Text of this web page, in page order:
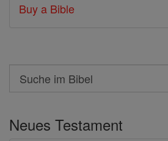
Buy a Bible
Search
Suche
Bibel
Neues Testament